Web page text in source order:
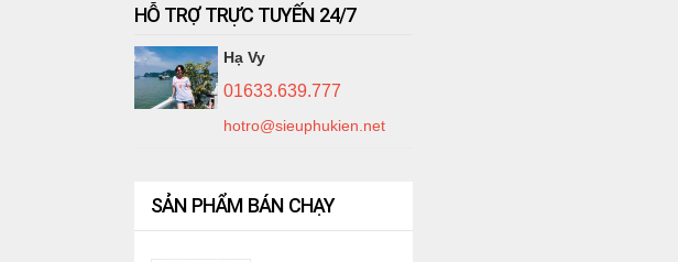
HỖ TRỢ TRỰC TUYẾN 24/7
Hạ Vy
01633.639.777
hotro@sieuphukien.net
SẢN PHẨM BÁN CHẠY